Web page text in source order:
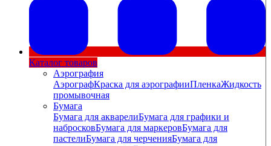
Каталог товаров
Аэрография
АэрографКраска для аэрографииПленкаЖидкость
промывочная
Бумага
Бумага для акварелиБумага для графики и
набросковБумага для маркеровБумага для
пастелиБумага для черченияБумага для